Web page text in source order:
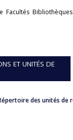
Facultés Bibliothèques
ET UNITÉS DE
des unités de